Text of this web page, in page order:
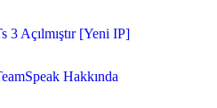
3 Açılmıştır [Yeni IP]
Hakkında